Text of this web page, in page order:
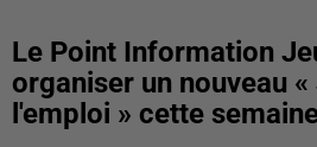
Le Point Information
organiser un nouveau
l'emploi » cette